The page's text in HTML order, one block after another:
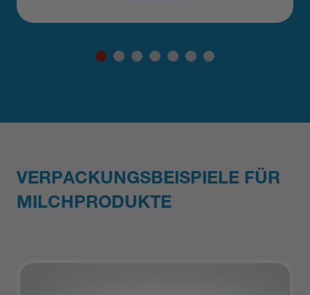
VERPACKUNGSBEISPIELE FÜR
MILCHPRODUKTE